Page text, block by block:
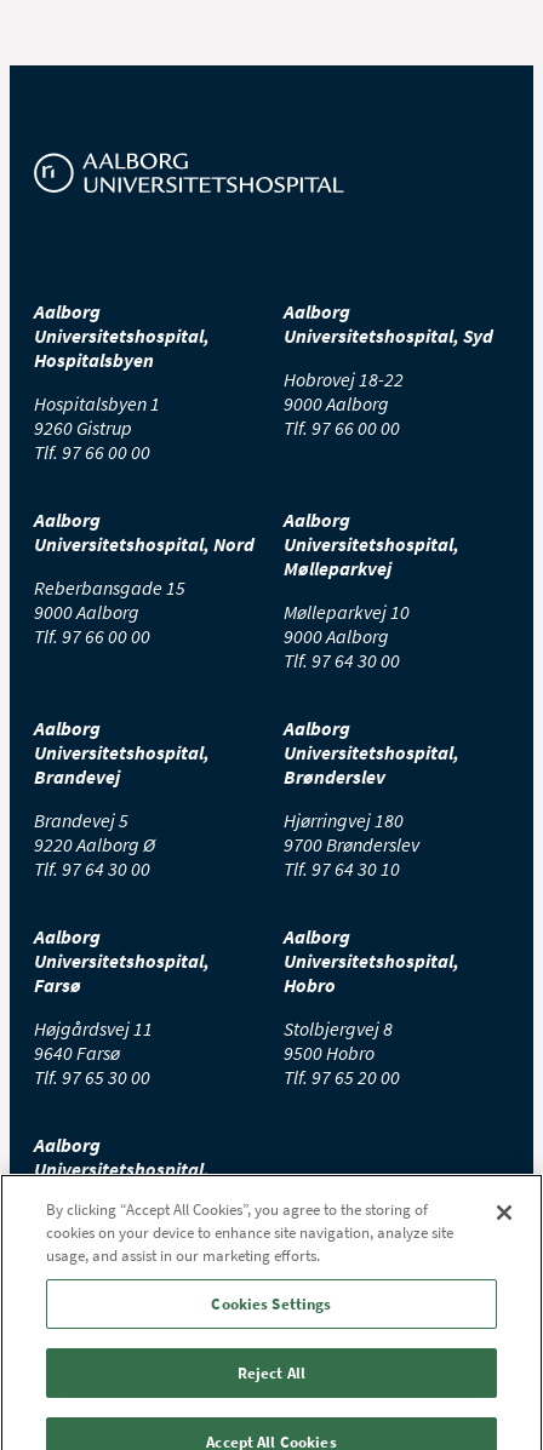
Aalborg
Universitetshospital,
Hospitalsbyen
Hospitalsbyen 1
9260 Gistrup
Tlf. 97 66 00 00
Aalborg
Universitetshospital, Syd
Hobrovej 18-22
9000 Aalborg
Tlf. 97 66 00 00
Aalborg
Universitetshospital, Nord
Reberbansgade 15
9000 Aalborg
Tlf. 97 66 00 00
Aalborg
Universitetshospital,
Mølleparkvej
Mølleparkvej 10
9000 Aalborg
Tlf. 97 64 30 00
Aalborg
Universitetshospital,
Brandevej
Brandevej 5
9220 Aalborg Ø
Tlf. 97 64 30 00
Aalborg
Universitetshospital,
Brønderslev
Hjørringvej 180
9700 Brønderslev
Tlf. 97 64 30 10
Aalborg
Universitetshospital,
Farsø
Højgårdsvej 11
9640 Farsø
Tlf. 97 65 30 00
Aalborg
Universitetshospital,
Hobro
Stolbjergvej 8
9500 Hobro
Tlf. 97 65 20 00
Aalborg
Universitetshospital,
Højtoftevej 2
7700 Thisted
Tlf.97 65 00 00
By clicking “Accept All Cookies”, you agree to the storing of
cookies on your device to enhance site navigation, analyze site
usage, and assist in our marketing efforts.
Cookies Settings
Reject All
Accept All Cookies